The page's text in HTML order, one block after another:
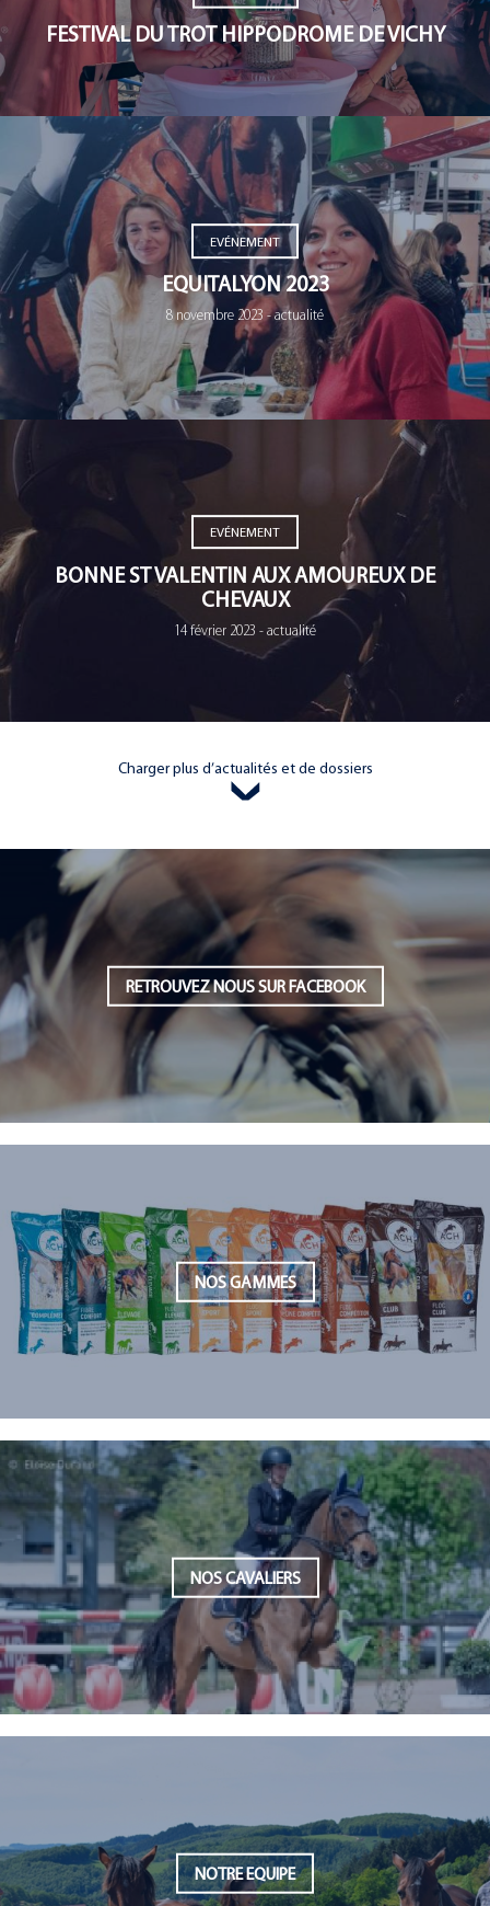
FESTIVAL DU TROT HIPPODROME DE VICHY
EVÉNEMENT
EQUITALYON 2023
8 novembre 2023 - actualité
EVÉNEMENT
BONNE ST VALENTIN AUX AMOUREUX DE
CHEVAUX
14 février 2023 - actualité
Charger plus d’actualités et de dossiers
RETROUVEZ NOUS SUR FACEBOOK
NOS GAMMES
NOS CAVALIERS
NOTRE EQUIPE